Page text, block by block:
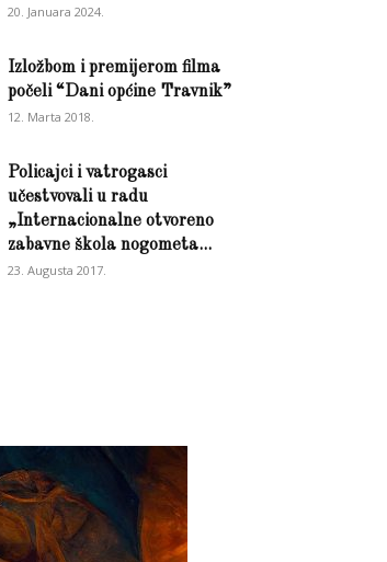
20. Januara 2024.
Izložbom i premijerom filma
počeli “Dani općine Travnik”
12. Marta 2018.
Policajci i vatrogasci
učestvovali u radu
„Internacionalne otvoreno
zabavne škola nogometa...
23. Augusta 2017.